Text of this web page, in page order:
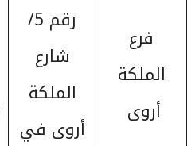
فرع
الملكة
أروى
رقم 5/
شارع
الملكة
أروى في